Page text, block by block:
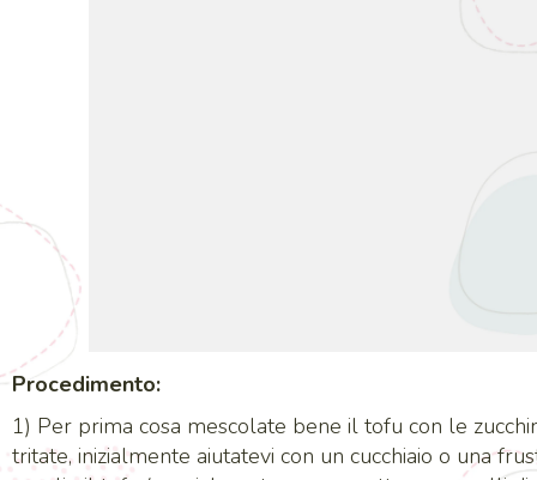
Procedimento:
1) Per prima cosa mescolate bene il tofu con le
tritate, inizialmente aiutatevi con un cucchiaio o una